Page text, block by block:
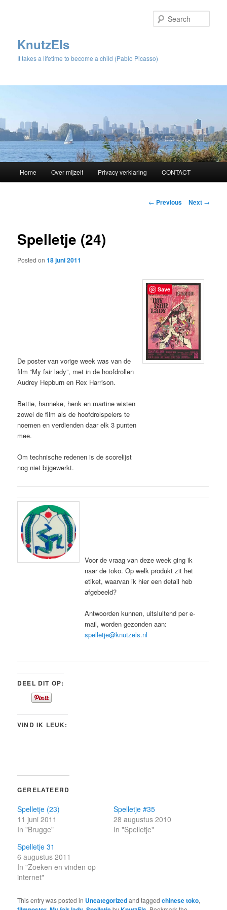
KnutzEls
It takes a lifetime to become a child (Pablo Picasso)
Skip
content
Home Over mijzelf Privacy verklaring CONTACT
Post
← Previous Next →
Spelletje (24)
Posted on18 juni 2011
De poster van vorige week was van de
film “My fair lady”, met in de hoofdrollen
Audrey Hepburn en Rex Harrison.
Bettie, hanneke, henk en martine wisten
zowel de film als de hoofdrolspelers te
noemen en verdienden daar elk 3 punten
mee.
Om technische redenen is de scorelijst
nog niet bijgewerkt.
Voor de vraag van deze week ging ik
naar de toko. Op welk produkt zit het
etiket, waarvan ik hier een detail heb
afgebeeld?
Antwoorden kunnen, uitsluitend per e-
mail, worden gezonden aan:
spelletje@knutzels.nl
DEEL DIT OP:
VIND IK LEUK:
GERELATEERD
Spelletje (23)
11 juni 2011
In "Brugge"
Spelletje #35
28 augustus 2010
In "Spelletje"
Spelletje 31
6 augustus 2011
In "Zoeken en vinden op
internet"
This entry was posted in Uncategorizedand taggedchinese toko,
Save